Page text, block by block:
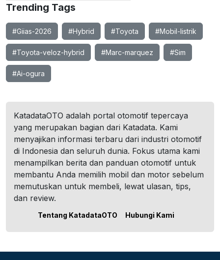
Trending Tags
#Giias-2026 #Hybrid #Toyota #Mobil-listrik
#Toyota-veloz-hybrid #Marc-marquez #Sim
#Ai-ogura
KatadataOTO adalah portal otomotif tepercaya
yang merupakan bagian dari Katadata. Kami
menyajikan informasi terbaru dari industri otomotif
di Indonesia dan seluruh dunia. Fokus utama kami
menampilkan berita dan panduan otomotif untuk
membantu Anda memilih mobil dan motor sebelum
memutuskan untuk membeli, lewat ulasan, tips,
dan review.
Tentang KatadataOTO Hubungi Kami